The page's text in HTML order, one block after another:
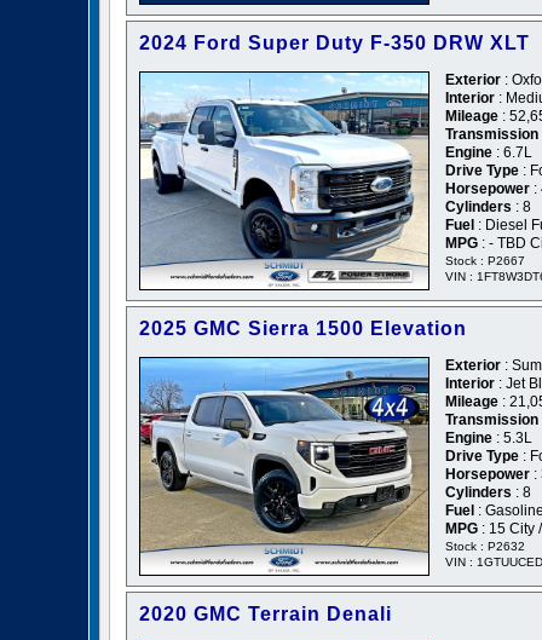
2024 Ford Super Duty F-350 DRW XLT
Exterior :
Interior :
Mileage :
Transmission
Engine : 6.7L
Drive Type :
Horsepower :
Cylinders : 8
Fuel : Diesel
MPG : - TBD
Stock : P2667
VIN :
2025 GMC Sierra 1500 Elevation
Exterior :
Interior : Jet
Mileage :
Transmission
Engine : 5.3L
Drive Type :
Horsepower :
Cylinders : 8
Fuel :
MPG : 15 City
Stock : P2632
VIN :
2020 GMC Terrain Denali